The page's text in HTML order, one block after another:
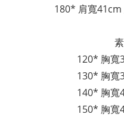
180* 肩寬41cm
120* 胸寬
130* 胸寬
140* 胸寬
150* 胸寬